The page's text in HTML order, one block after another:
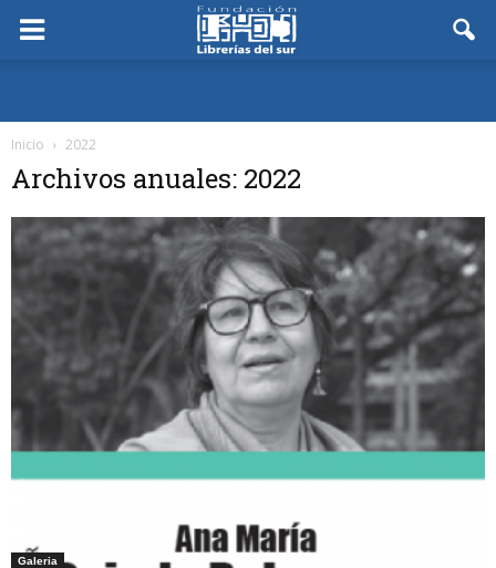
Inicio 2022
Archivos anuales: 2022
Galeria